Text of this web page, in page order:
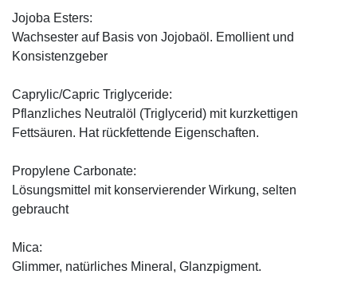
Jojoba Esters:
Wachsester auf Basis von Jojobaöl. Emollient und
Konsistenzgeber
Caprylic/Capric Triglyceride:
Pflanzliches Neutralöl (Triglycerid) mit kurzkettigen
Fettsäuren. Hat rückfettende Eigenschaften.
Propylene Carbonate:
Lösungsmittel mit konservierender Wirkung, selten
gebraucht
Mica:
Glimmer, natürliches Mineral, Glanzpigment.